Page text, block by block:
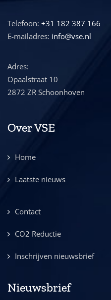
Telefoon: +31 182 387 166
E-mailadres: info@vse.nl
Adres:
Opaalstraat 10
2872 ZR Schoonhoven
Over VSE
Home
Laatste nieuws
Contact
CO2 Reductie
Inschrijven nieuwsbrief
Nieuwsbrief